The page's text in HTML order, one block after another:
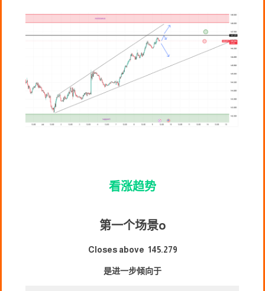
看涨趋势
第一个场景o
Closes above 145.279
是进一步倾向于